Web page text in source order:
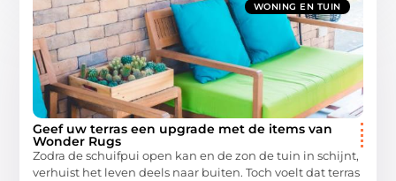
WONING EN TUIN
Geef uw terras een upgrade met de items van
Wonder Rugs
Zodra de schuifpui open kan en de zon de tuin in schijnt,
verhuist het leven deels naar buiten. Toch voelt dat terras